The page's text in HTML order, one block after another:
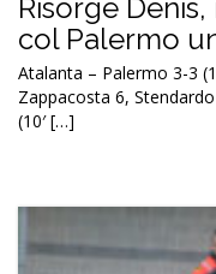
Risorge
col Palermo
Atalanta – Palermo 3-3
Zappacosta 6,
(10′ […]